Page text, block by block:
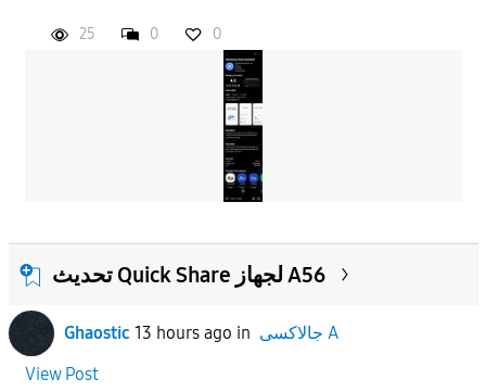
25 0 0
تحديث Quick Share لجهاز A56
Ghaostic 13 hours ago in
جالاكسى A
View Post